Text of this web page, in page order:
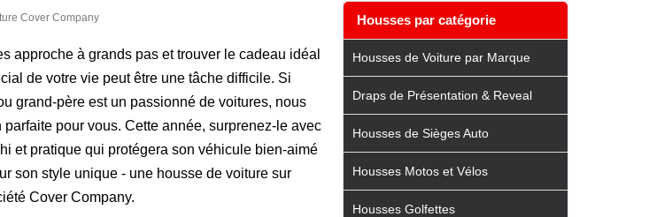
Cover Company
approche à grands pas et trouver le cadeau idéal
de votre vie peut être une tâche difficile. Si
grand-père est un passionné de voitures, nous
pour vous. Cette année, surprenez-le avec
et pratique qui protégera son véhicule bien-aimé
son style unique - une housse de voiture sur
Cover Company.
Housses par catégorie
Housses de Voiture par Marque
Draps de Présentation & Reveal
Housses de Sièges Auto
Housses Motos et Vélos
Housses Golfettes